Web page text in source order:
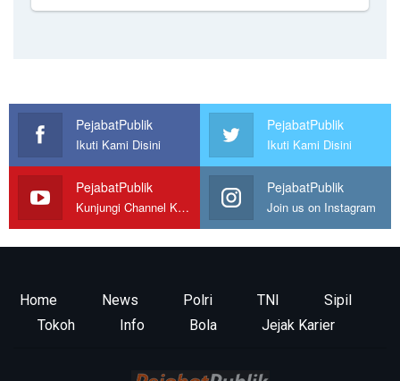
PejabatPublik
Ikuti Kami Disini
PejabatPublik
Ikuti Kami Disini
PejabatPublik
Kunjungi Channel Kami
PejabatPublik
Join us on Instagram
Home News Polri TNI
Sipil
Tokoh
Info Bola Jejak Karier